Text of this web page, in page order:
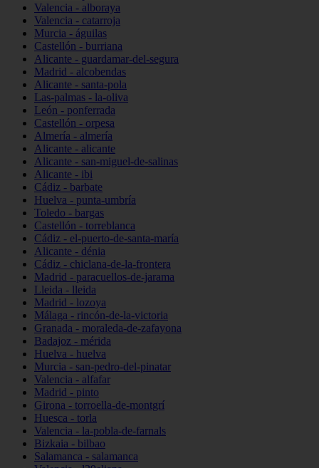
Valencia - alboraya
Valencia - catarroja
Murcia - águilas
Castellón - burriana
Alicante - guardamar-del-segura
Madrid - alcobendas
Alicante - santa-pola
Las-palmas - la-oliva
León - ponferrada
Castellón - orpesa
Almería - almería
Alicante - alicante
Alicante - san-miguel-de-salinas
Alicante - ibi
Cádiz - barbate
Huelva - punta-umbría
Toledo - bargas
Castellón - torreblanca
Cádiz - el-puerto-de-santa-maría
Alicante - dénia
Cádiz - chiclana-de-la-frontera
Madrid - paracuellos-de-jarama
Lleida - lleida
Madrid - lozoya
Málaga - rincón-de-la-victoria
Granada - moraleda-de-zafayona
Badajoz - mérida
Huelva - huelva
Murcia - san-pedro-del-pinatar
Valencia - alfafar
Madrid - pinto
Girona - torroella-de-montgrí
Huesca - torla
Valencia - la-pobla-de-farnals
Bizkaia - bilbao
Salamanca - salamanca